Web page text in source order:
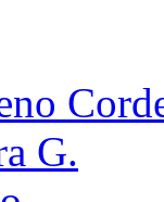
G.